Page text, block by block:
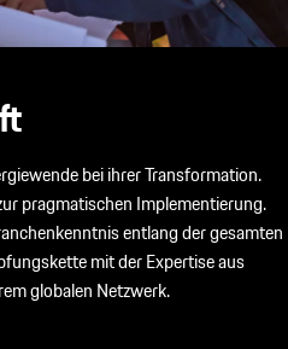
bei ihrer Transformation.
pragmatischen Implementierung.
entlang der gesamten
mit der Expertise aus
globalen Netzwerk.